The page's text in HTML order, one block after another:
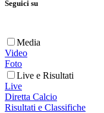
Seguici su
Media
Video
Foto
Live e Risultati
Live
Diretta Calcio
Risultati e Classifiche